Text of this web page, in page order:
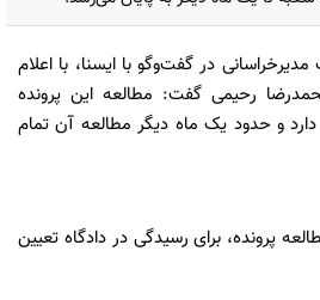
در گفت‌وگو با ایسنا، با اعلام
رحیمی گفت: مطالعه این پرونده
و حدود یک ماه دیگر مطالعه آن تمام
پرونده، برای رسیدگی در دادگاه تعیین